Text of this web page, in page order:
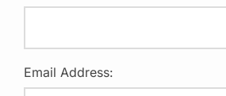
Email Address: